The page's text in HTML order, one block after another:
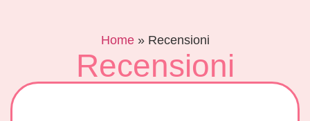
Home» Recensioni
Recensioni